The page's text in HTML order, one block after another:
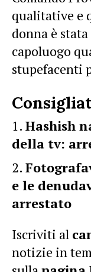
qualitative e
donna è
capoluogo
stupefacenti
Hashish
della tv:
e le
arrestato
Iscriviti al
notizie in